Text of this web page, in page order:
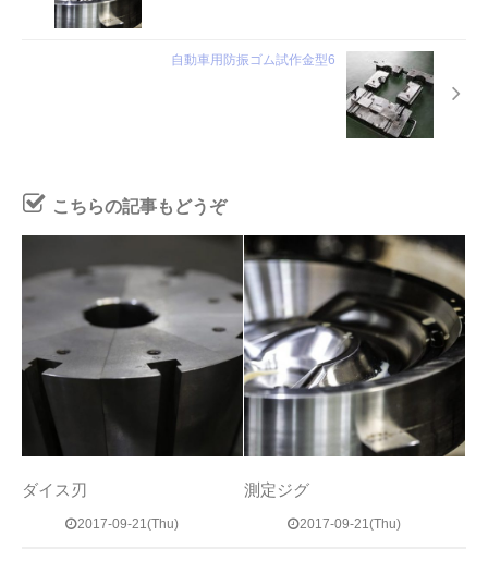
自動車用防振ゴム試作金型6
こちらの記事もどうぞ
ダイス刃
2017-09-21(Thu)
測定ジグ
2017-09-21(Thu)